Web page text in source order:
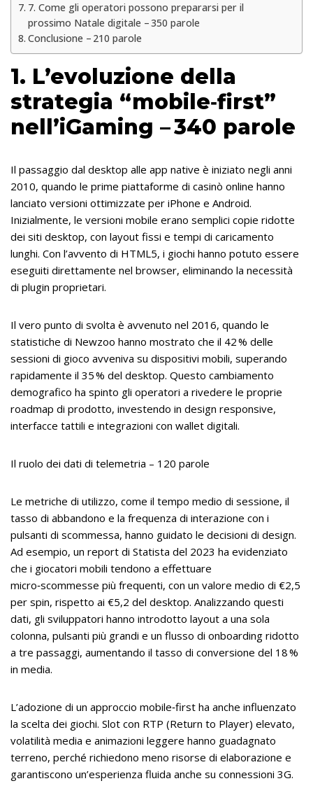
7. Come gli operatori possono prepararsi per il
prossimo Natale digitale – 350 parole
Conclusione – 210 parole
1. L’evoluzione della
strategia “mobile‑first”
nell’iGaming – 340 parole
Il passaggio dal desktop alle app native è iniziato negli anni
2010, quando le prime piattaforme di casinò online hanno
lanciato versioni ottimizzate per iPhone e Android.
Inizialmente, le versioni mobile erano semplici copie ridotte
dei siti desktop, con layout fissi e tempi di caricamento
lunghi. Con l’avvento di HTML5, i giochi hanno potuto essere
eseguiti direttamente nel browser, eliminando la necessità
di plugin proprietari.
Il vero punto di svolta è avvenuto nel 2016, quando le
statistiche di Newzoo hanno mostrato che il 42 % delle
sessioni di gioco avveniva su dispositivi mobili, superando
rapidamente il 35 % del desktop. Questo cambiamento
demografico ha spinto gli operatori a rivedere le proprie
roadmap di prodotto, investendo in design responsive,
interfacce tattili e integrazioni con wallet digitali.
Il ruolo dei dati di telemetria – 120 parole
Le metriche di utilizzo, come il tempo medio di sessione, il
tasso di abbandono e la frequenza di interazione con i
pulsanti di scommessa, hanno guidato le decisioni di design.
Ad esempio, un report di Statista del 2023 ha evidenziato
che i giocatori mobili tendono a effettuare
micro‑scommesse più frequenti, con un valore medio di €2,5
per spin, rispetto ai €5,2 del desktop. Analizzando questi
dati, gli sviluppatori hanno introdotto layout a una sola
colonna, pulsanti più grandi e un flusso di onboarding ridotto
a tre passaggi, aumentando il tasso di conversione del 18 %
in media.
L’adozione di un approccio mobile‑first ha anche influenzato
la scelta dei giochi. Slot con RTP (Return to Player) elevato,
volatilità media e animazioni leggere hanno guadagnato
terreno, perché richiedono meno risorse di elaborazione e
garantiscono un’esperienza fluida anche su connessioni 3G.